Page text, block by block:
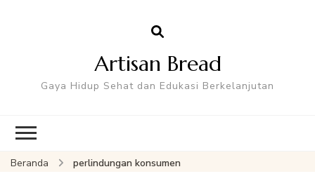
Artisan Bread
Gaya Hidup Sehat dan Edukasi Berkelanjutan
Beranda perlindungan konsumen